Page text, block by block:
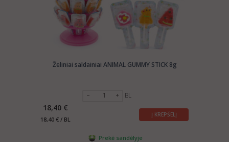
Želiniai saldainiai ANIMAL GUMMY STICK 8g
BL
18,40 €
18,40 € / BL
Į KREPŠELĮ
Prekė sandėlyje